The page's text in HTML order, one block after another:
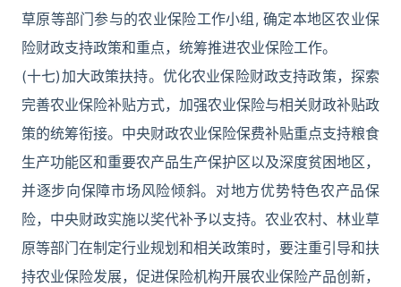
草原等部门参与的农业保险工作小组, 确定本地区农业保
险财政支持政策和重点，统筹推进农业保险工作。
(十七)加大政策扶持。优化农业保险财政支持政策，探索
完善农业保险补贴方式，加强农业保险与相关财政补贴政
策的统筹衔接。中央财政农业保险保费补贴重点支持粮食
生产功能区和重要农产品生产保护区以及深度贫困地区，
并逐步向保障市场风险倾斜。对地方优势特色农产品保
险，中央财政实施以奖代补予以支持。农业农村、林业草
原等部门在制定行业规划和相关政策时，要注重引导和扶
持农业保险发展，促进保险机构开展农业保险产品创新，